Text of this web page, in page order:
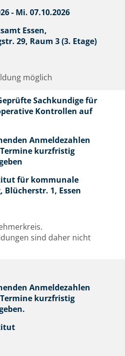
- Mi. 07.10.2026
Essen,
29, Raum 3 (3. Etage)
möglich
Sachkundige für
Kontrollen auf
Anmeldezahlen
kurzfristig
für kommunale
Blücherstr. 1, Essen
sind daher nicht
Anmeldezahlen
kurzfristig